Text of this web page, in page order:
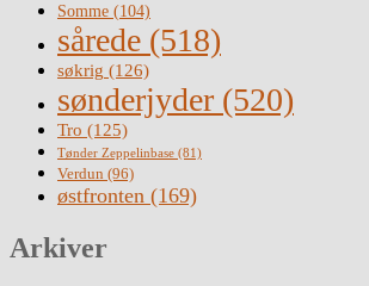
Somme (104)
sårede (518)
søkrig (126)
sønderjyder (520)
Tro (125)
Tønder Zeppelinbase (81)
Verdun (96)
østfronten (169)
Arkiver